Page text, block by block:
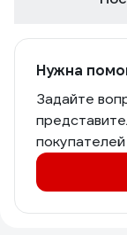
Нужна
Задайте
покупателей